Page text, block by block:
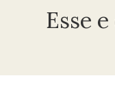
Esse